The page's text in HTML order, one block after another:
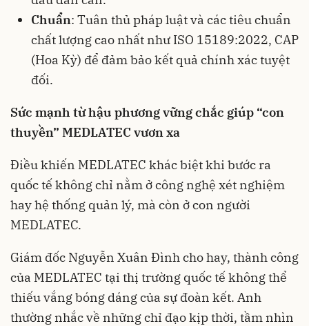
Chuẩn: Tuân thủ pháp luật và các tiêu chuẩn
chất lượng cao nhất như ISO 15189:2022, CAP
(Hoa Kỳ) để đảm bảo kết quả chính xác tuyệt
đối.
Sức mạnh từ hậu phương vững chắc giúp “con
thuyền” MEDLATEC vươn xa
Điều khiến MEDLATEC khác biệt khi bước ra
quốc tế không chỉ nằm ở công nghệ xét nghiệm
hay hệ thống quản lý, mà còn ở con người
MEDLATEC.
Giám đốc Nguyễn Xuân Đình cho hay, thành công
của MEDLATEC tại thị trường quốc tế không thể
thiếu vắng bóng dáng của sự đoàn kết. Anh
thường nhắc về những chỉ đạo kịp thời, tầm nhìn